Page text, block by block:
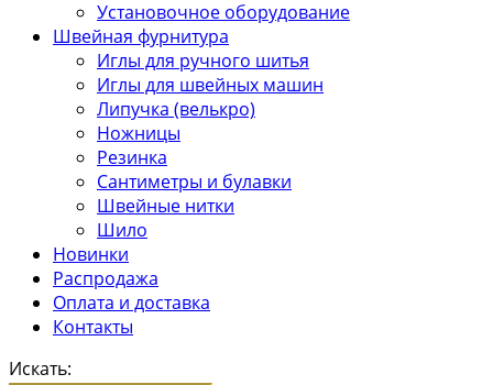
Установочное оборудование
Швейная фурнитура
Иглы для ручного шитья
Иглы для швейных машин
Липучка (велькро)
Ножницы
Резинка
Сантиметры и булавки
Швейные нитки
Шило
Новинки
Распродажа
Оплата и доставка
Контакты
Искать: